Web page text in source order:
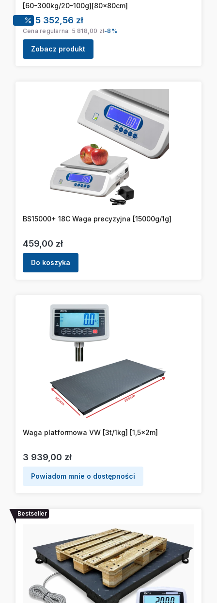
[60-300kg/20-100g][80x80cm]
Cena promocyjna
5 352,56 zł
Cena regularna: 5 818,00 zł-8%
Zobacz produkt
BS15000+ 18C Waga precyzyjna [15000g/1g]
Cena
459,00 zł
Do koszyka
Waga platformowa VW [3t/1kg] [1,5x2m]
Cena
3 939,00 zł
Powiadom mnie o dostępności
Bestseller